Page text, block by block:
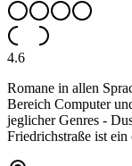
4.6
Romane in allen
Bereich Computer
jeglicher Genres -
Friedrichstraße ist